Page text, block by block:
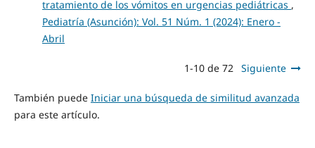
tratamiento de los vómitos en urgencias pediátricas ,
Pediatría (Asunción): Vol. 51 Núm. 1 (2024): Enero -
Abril
1-10 de 72 Siguiente
También puede Iniciar una búsqueda de similitud avanzada
para este artículo.